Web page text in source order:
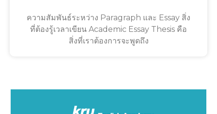
ความสัมพันธ์ระหว่าง Paragraph และ Essay สิ่ง
ที่ต้องรู้เวลาเขียน Academic Essay Thesis คือ
สิ่งที่เราต้องการจะพูดถึง